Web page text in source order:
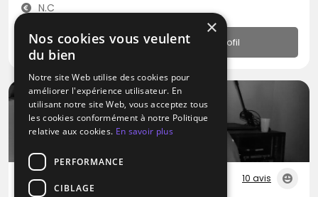
N.C
Profil
10 avis
×
Nos cookies vous veulent
du bien
Notre site Web utilise des cookies pour
améliorer l'expérience utilisateur. En
utilisant notre site Web, vous acceptez tous
les cookies conformément à notre Politique
relative aux cookies. En savoir plus
PERFORMANCE
CIBLAGE